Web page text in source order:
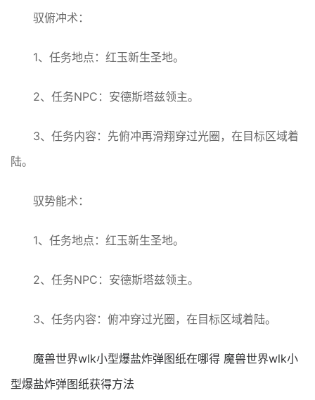
驭俯冲术：
1、任务地点：红玉新生圣地。
2、任务NPC：安德斯塔兹领主。
3、任务内容：先俯冲再滑翔穿过光圈，在目标区域着
陆。
驭势能术：
1、任务地点：红玉新生圣地。
2、任务NPC：安德斯塔兹领主。
3、任务内容：俯冲穿过光圈，在目标区域着陆。
魔兽世界wlk小型爆盐炸弹图纸在哪得 魔兽世界wlk小
型爆盐炸弹图纸获得方法